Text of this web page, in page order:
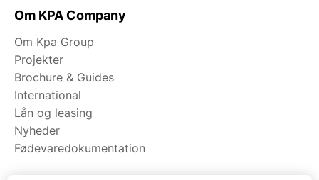
Om KPA Company
Om Kpa Group
Projekter
Brochure & Guides
International
Lån og leasing
Nyheder
Fødevaredokumentation